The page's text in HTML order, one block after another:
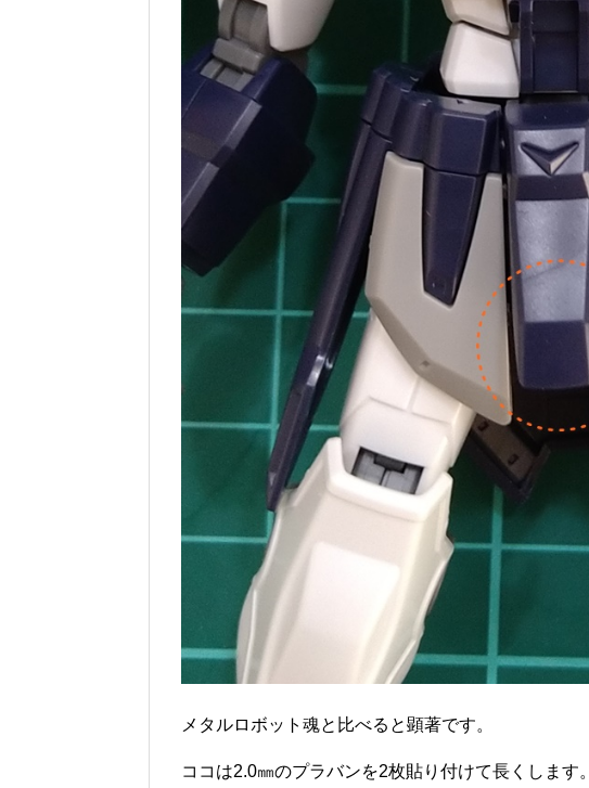
メタルロボット魂と比べると顕著です。
ココは2.0㎜のプラバンを2枚貼り付けて長くします。